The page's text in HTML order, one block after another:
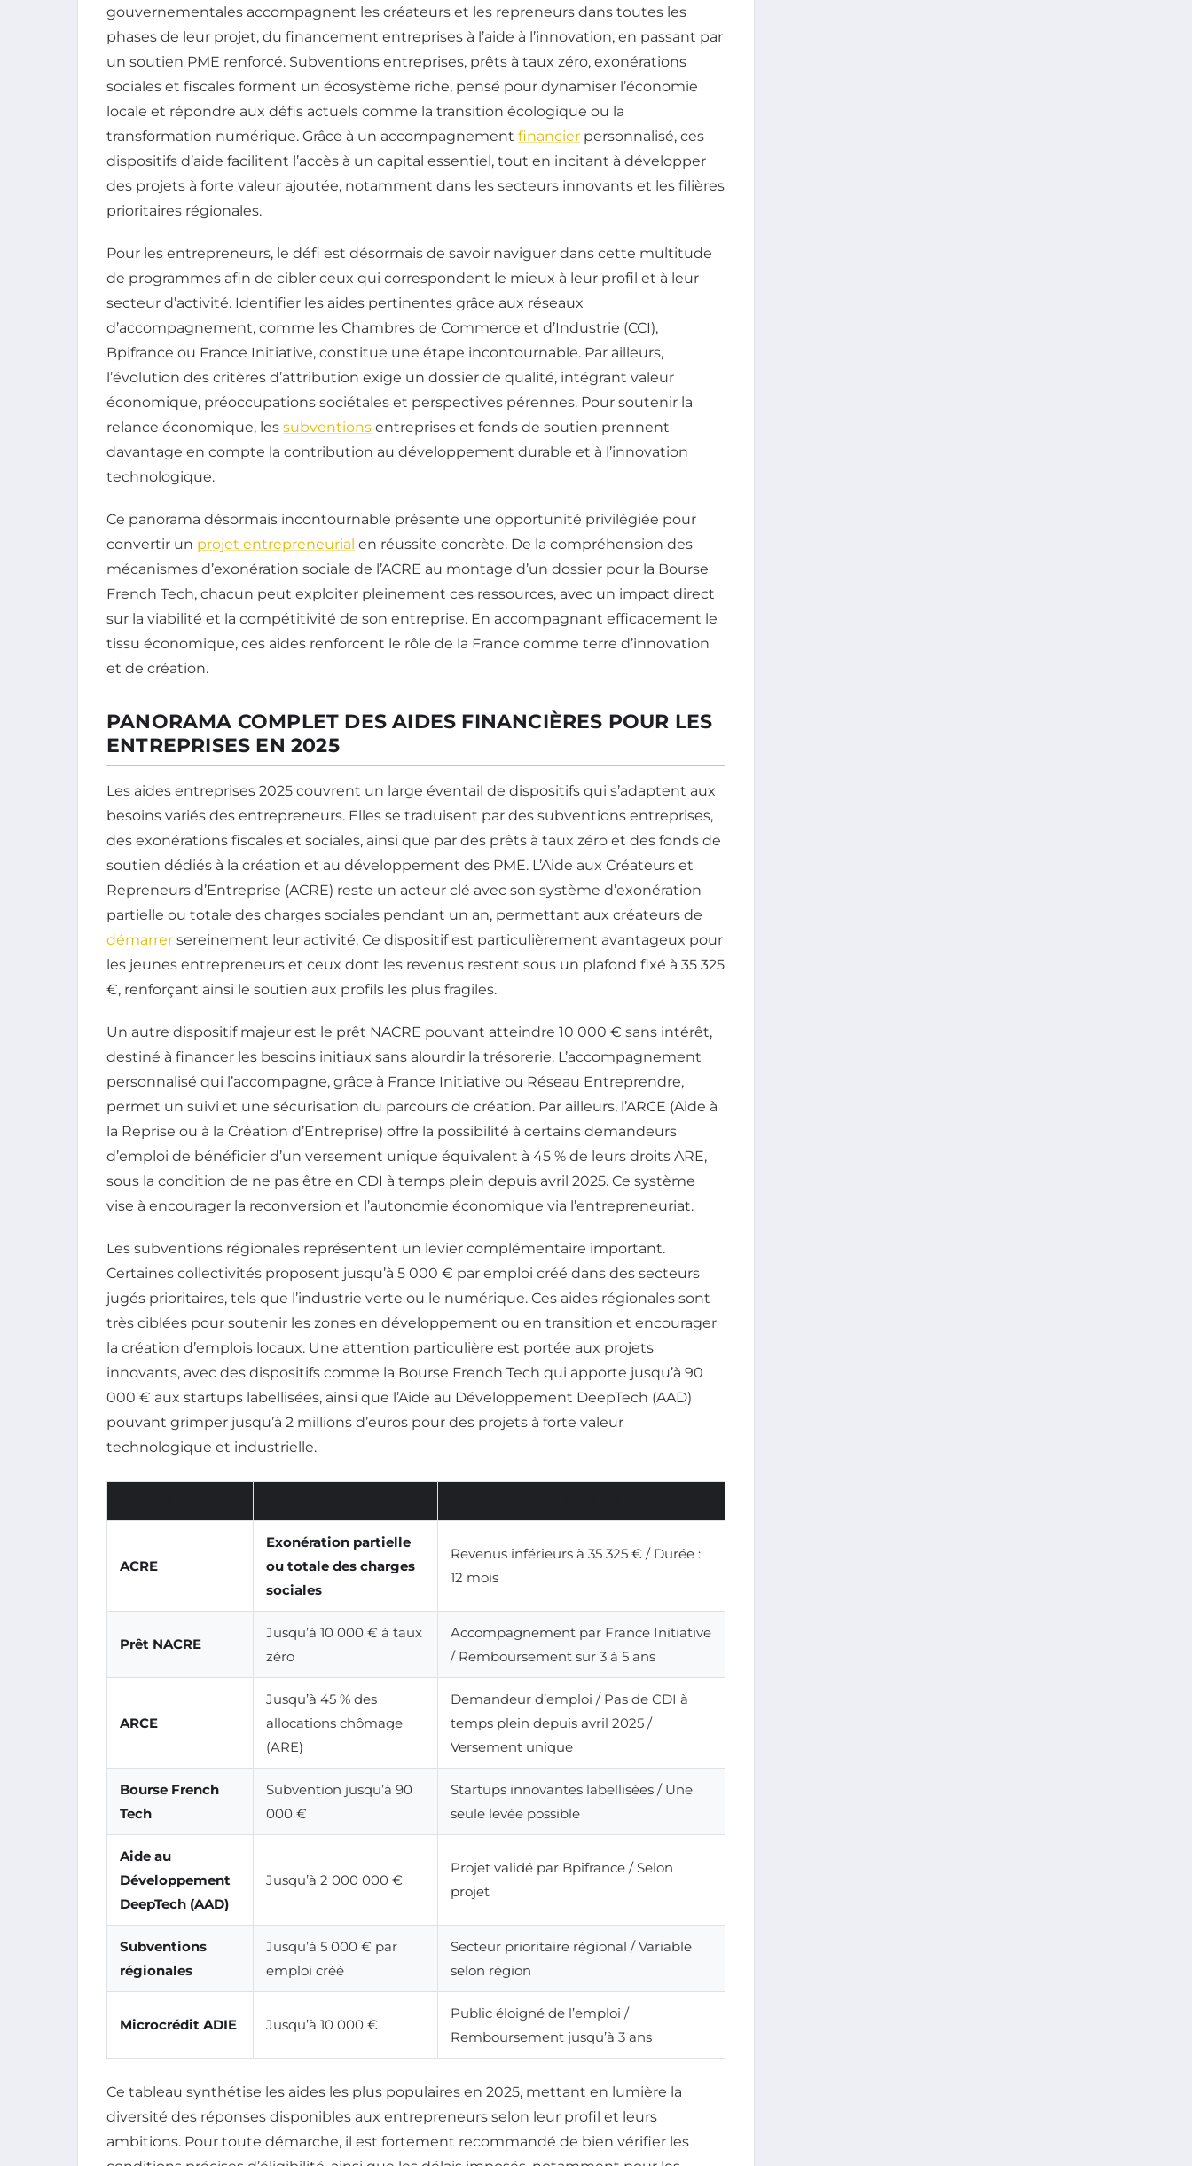
gouvernementales accompagnent les créateurs et les repreneurs dans toutes les
phases de leur projet, du financement entreprises à l’aide à l’innovation, en passant par
un soutien PME renforcé. Subventions entreprises, prêts à taux zéro, exonérations
sociales et fiscales forment un écosystème riche, pensé pour dynamiser l’économie
locale et répondre aux défis actuels comme la transition écologique ou la
transformation numérique. Grâce à un accompagnement financier personnalisé, ces
dispositifs d’aide facilitent l’accès à un capital essentiel, tout en incitant à développer
des projets à forte valeur ajoutée, notamment dans les secteurs innovants et les filières
prioritaires régionales.
Pour les entrepreneurs, le défi est désormais de savoir naviguer dans cette multitude
de programmes afin de cibler ceux qui correspondent le mieux à leur profil et à leur
secteur d’activité. Identifier les aides pertinentes grâce aux réseaux
d’accompagnement, comme les Chambres de Commerce et d’Industrie (CCI),
Bpifrance ou France Initiative, constitue une étape incontournable. Par ailleurs,
l’évolution des critères d’attribution exige un dossier de qualité, intégrant valeur
économique, préoccupations sociétales et perspectives pérennes. Pour soutenir la
relance économique, les subventions entreprises et fonds de soutien prennent
davantage en compte la contribution au développement durable et à l’innovation
technologique.
Ce panorama désormais incontournable présente une opportunité privilégiée pour
convertir un projet entrepreneurial en réussite concrète. De la compréhension des
mécanismes d’exonération sociale de l’ACRE au montage d’un dossier pour la Bourse
French Tech, chacun peut exploiter pleinement ces ressources, avec un impact direct
sur la viabilité et la compétitivité de son entreprise. En accompagnant efficacement le
tissu économique, ces aides renforcent le rôle de la France comme terre d’innovation
et de création.
PANORAMA COMPLET DES AIDES FINANCIÈRES POUR LES
ENTREPRISES EN 2025
Les aides entreprises 2025 couvrent un large éventail de dispositifs qui s’adaptent aux
besoins variés des entrepreneurs. Elles se traduisent par des subventions entreprises,
des exonérations fiscales et sociales, ainsi que par des prêts à taux zéro et des fonds de
soutien dédiés à la création et au développement des PME. L’Aide aux Créateurs et
Repreneurs d’Entreprise (ACRE) reste un acteur clé avec son système d’exonération
partielle ou totale des charges sociales pendant un an, permettant aux créateurs de
démarrer sereinement leur activité. Ce dispositif est particulièrement avantageux pour
les jeunes entrepreneurs et ceux dont les revenus restent sous un plafond fixé à 35 325
€, renforçant ainsi le soutien aux profils les plus fragiles.
Un autre dispositif majeur est le prêt NACRE pouvant atteindre 10 000 € sans intérêt,
destiné à financer les besoins initiaux sans alourdir la trésorerie. L’accompagnement
personnalisé qui l’accompagne, grâce à France Initiative ou Réseau Entreprendre,
permet un suivi et une sécurisation du parcours de création. Par ailleurs, l’ARCE (Aide à
la Reprise ou à la Création d’Entreprise) offre la possibilité à certains demandeurs
d’emploi de bénéficier d’un versement unique équivalent à 45 % de leurs droits ARE,
sous la condition de ne pas être en CDI à temps plein depuis avril 2025. Ce système
vise à encourager la reconversion et l’autonomie économique via l’entrepreneuriat.
Les subventions régionales représentent un levier complémentaire important.
Certaines collectivités proposent jusqu’à 5 000 € par emploi créé dans des secteurs
jugés prioritaires, tels que l’industrie verte ou le numérique. Ces aides régionales sont
très ciblées pour soutenir les zones en développement ou en transition et encourager
la création d’emplois locaux. Une attention particulière est portée aux projets
innovants, avec des dispositifs comme la Bourse French Tech qui apporte jusqu’à 90
000 € aux startups labellisées, ainsi que l’Aide au Développement DeepTech (AAD)
pouvant grimper jusqu’à 2 millions d’euros pour des projets à forte valeur
technologique et industrielle.
ACRE
Exonération partielle
ou totale des charges
sociales
Revenus inférieurs à 35 325 € / Durée :
12 mois
Prêt NACRE
Jusqu’à 10 000 € à taux
zéro
Accompagnement par France Initiative
/ Remboursement sur 3 à 5 ans
ARCE
Jusqu’à 45 % des
allocations chômage
(ARE)
Demandeur d’emploi / Pas de CDI à
temps plein depuis avril 2025 /
Versement unique
Bourse French
Tech
Subvention jusqu’à 90
000 €
Startups innovantes labellisées / Une
seule levée possible
Aide au
Développement
DeepTech (AAD)
Jusqu’à 2 000 000 €
Projet validé par Bpifrance / Selon
projet
Subventions
régionales
Jusqu’à 5 000 € par
emploi créé
Secteur prioritaire régional / Variable
selon région
Microcrédit ADIE Jusqu’à 10 000 €
Public éloigné de l’emploi /
Remboursement jusqu’à 3 ans
Ce tableau synthétise les aides les plus populaires en 2025, mettant en lumière la
diversité des réponses disponibles aux entrepreneurs selon leur profil et leurs
ambitions. Pour toute démarche, il est fortement recommandé de bien vérifier les